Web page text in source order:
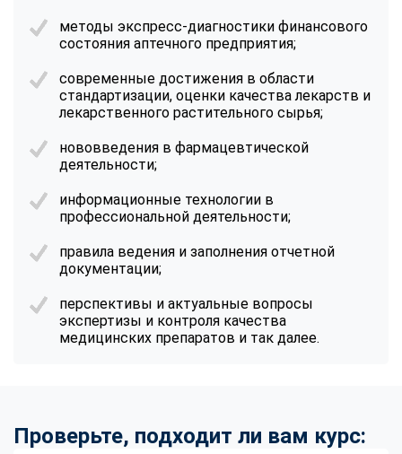
методы экспресс-диагностики финансового
состояния аптечного предприятия;
современные достижения в области
стандартизации, оценки качества лекарств и
лекарственного растительного сырья;
нововведения в фармацевтической
деятельности;
информационные технологии в
профессиональной деятельности;
правила ведения и заполнения отчетной
документации;
перспективы и актуальные вопросы
экспертизы и контроля качества
медицинских препаратов и так далее.
Проверьте, подходит ли вам курс: